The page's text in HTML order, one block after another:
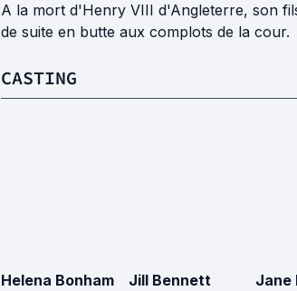
A la mort d'Henry VIII d'Angleterre, son
de suite en butte aux complots de la cour.
CASTING
Helena Bonham
Jill Bennett Jane